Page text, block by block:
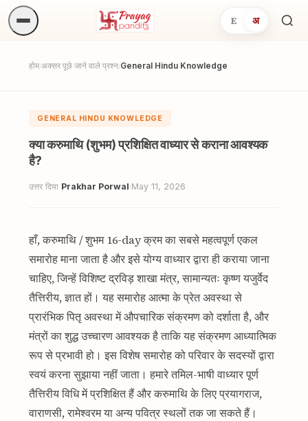
E अ
होम/अक्सर पूछे जाने वाले प्रश्न/General Hindu Knowledge
GENERAL HINDU KNOWLEDGE
क्या करुमाथि (शुभम) प्रशिक्षित वाध्यार से कराना आवश्यक
है?
उत्तर दिया Prakhar Porwal·May 11, 2026
हाँ, करुमाथि / शुभम 16-day क्रम का सबसे महत्वपूर्ण एकल
समारोह माना जाता है और इसे योग्य वाध्यार द्वारा ही कराया जाना
चाहिए, जिन्हें विशिष्ट द्रविड़ शाखा मंत्र, सामान्यतः कृष्ण यजुर्वेद
तैत्तिरीय, ज्ञात हों। यह समारोह आत्मा के प्रेत अवस्था से
प्रारंभिक पितृ अवस्था में औपचारिक संक्रमण को दर्शाता है, और
मंत्रों का शुद्ध उच्चारण आवश्यक है ताकि यह संक्रमण आध्यात्मिक
रूप से प्रभावी हो। इस विशेष समारोह को परिवार के सदस्यों द्वारा
स्वयं करना सुझाया नहीं जाता। हमारे तमिल-भाषी वाध्यार पूर्ण
तैत्तिरीय विधि में प्रशिक्षित हैं और करुमाथि के लिए प्रयागराज,
वाराणसी, रामेश्वरम या अन्य पवित्र स्थलों तक जा सकते हैं।